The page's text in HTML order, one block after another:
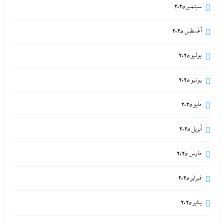
في مضيق هرمز
سبتمبر 2025
أغسطس 2025
يوليو 2025
يونيو 2025
مايو 2025
أبريل 2025
مارس 2025
فبراير 2025
يناير 2025